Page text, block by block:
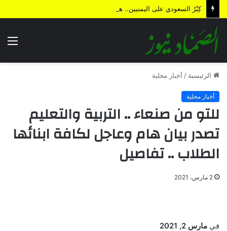
كِبْرُ السعودي على اليمنيين.. هل من نهاية؟!
الرئيسية / أخبار محلية
أخبار محلية
للتو من صنعاء .. التربية والتعليم
تصدر بيان هام وعاجل لكافة ابنائها
الطلاب .. تفاصيل
2 مارس، 2021
في مارس 2, 2021